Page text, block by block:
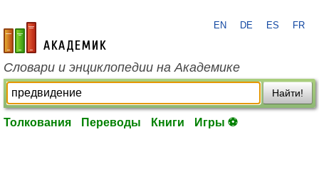
academic.ru
EN DE ES FR
Словари и энциклопедии на Академике
Найти!
Толкования Переводы Книги Игры ⚽